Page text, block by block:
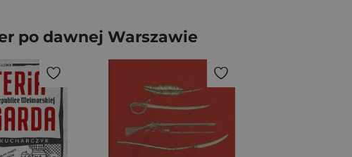
po dawnej Warszawie